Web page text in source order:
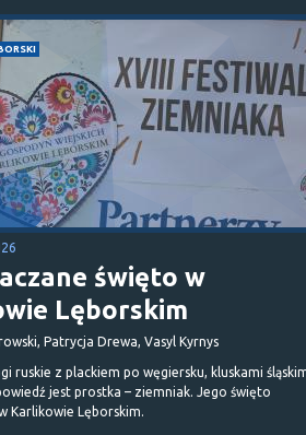
święto w
Lęborskim
Patrycja Drewa, Vasyl Kyrnys
ruskie z plackiem po węgiersku, kluskami
jest prostka – ziemniak. Jego święto
Karlikowie Lęborskim.